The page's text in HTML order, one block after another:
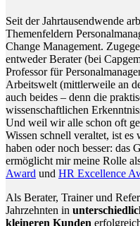
Seit der Jahrtausendwende
Themenfeldern
Change Management.
entweder Berater (bei
Professor für
Arbeitswelt (mittlerweile an
auch beides – denn die
wissenschaftlichen
Und weil wir alle schon oft
Wissen schnell veraltet, ist
haben oder noch besser: das
ermöglicht mir meine Rolle
Award und HR Excellence
Als Berater, Trainer und
Jahrzehnten in
kleineren Kunden